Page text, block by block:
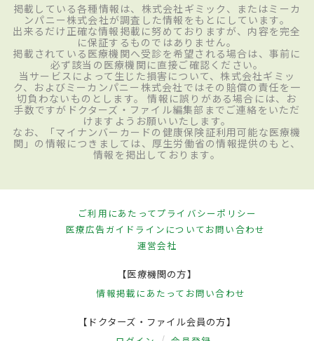
掲載している各種情報は、株式会社ギミック、またはミーカ
ンパニー株式会社が調査した情報をもとにしています。
出来るだけ正確な情報掲載に努めておりますが、内容を完全
に保証するものではありません。
掲載されている医療機関へ受診を希望される場合は、事前に
必ず該当の医療機関に直接ご確認ください。
当サービスによって生じた損害について、株式会社ギミッ
ク、およびミーカンパニー株式会社ではその賠償の責任を一
切負わないものとします。 情報に誤りがある場合には、お
手数ですがドクターズ・ファイル編集部までご連絡をいただ
けますようお願いいたします。
なお、「マイナンバーカードの健康保険証利用可能な医療機
関」の情報につきましては、厚生労働省の情報提供のもと、
情報を掲出しております。
ご利用にあたってプライバシーポリシー
医療広告ガイドラインについてお問い合わせ
運営会社
【医療機関の方】
情報掲載にあたって お問い合わせ
【ドクターズ・ファイル会員の方】